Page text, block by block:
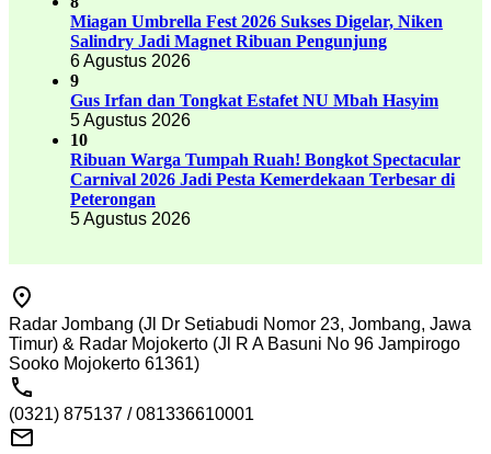
Miagan Umbrella Fest 2026 Sukses Digelar, Niken
Salindry Jadi Magnet Ribuan Pengunjung
6 Agustus 2026
9
Gus Irfan dan Tongkat Estafet NU Mbah Hasyim
5 Agustus 2026
10
Ribuan Warga Tumpah Ruah! Bongkot Spectacular
Carnival 2026 Jadi Pesta Kemerdekaan Terbesar di
Peterongan
5 Agustus 2026
Radar Jombang (Jl Dr Setiabudi Nomor 23, Jombang, Jawa
Timur) & Radar Mojokerto (Jl R A Basuni No 96 Jampirogo
Sooko Mojokerto 61361)
(0321) 875137 / 081336610001